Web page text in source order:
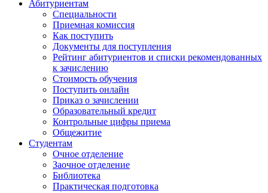
Абитуриентам
Специальности
Приемная комиссия
Как поступить
Документы для поступления
Рейтинг абитуриентов и списки рекомендованных
к зачислению
Стоимость обучения
Поступить онлайн
Приказ о зачислении
Образовательный кредит
Контрольные цифры приема
Общежитие
Студентам
Очное отделение
Заочное отделение
Библиотека
Практическая подготовка